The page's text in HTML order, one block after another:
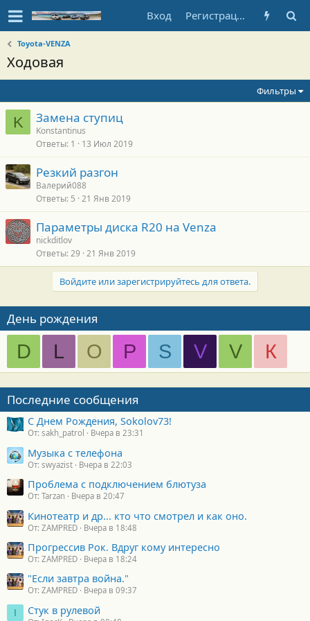
Вход Регистрация
Toyota-VENZA
Ходовая
Фильтры
K Замена ступиц
Konstantinus
Ответы 1 13 Июл 2019
Резкий разгон
Валерий088
Ответы 5 21 Янв 2019
Параметры диска R20 на Venza
nickditlov
Ответы 29 21 Янв 2019
Войдите или зарегистрируйтесь для ответа.
День рождения
D L O P S V V К
Последние сообщения
С Днем Рождения, Sokolov73!
От: sakh_patrol Вчера в 23:31
Музыка с телефона
От: swyazist Вчера в 22:03
Проблема с подключением блютуза
От: Tarzan Вчера в 20:47
Кинотеатр и др... кто что смотрел и как оно.
От: ZAMPRED Вчера в 18:48
Прогрессив Рок. Вдруг кому интересно
От: ZAMPRED Вчера в 18:24
"Если завтра война."
От: ZAMPRED Вчера в 09:37
I Стук в рулевой